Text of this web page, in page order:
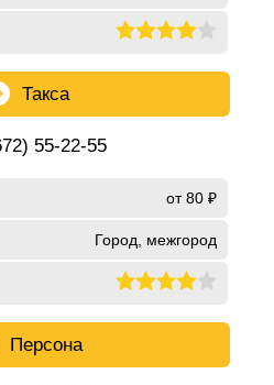
Такса
55-22-55
от 80 ₽
Город, межгород
Персона